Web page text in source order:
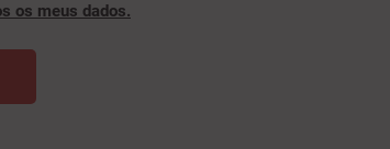
os meus dados.